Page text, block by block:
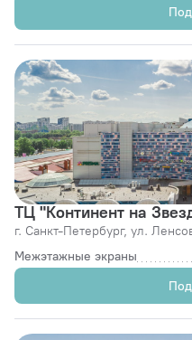
ТЦ "Континент на
г. Санкт-Петербург, ул.
Межэтажные экраны